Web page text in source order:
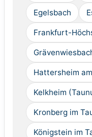
Egelsbach
Frankfurt-
Hattersheim
Kelkheim
Kronberg im
Königstein im